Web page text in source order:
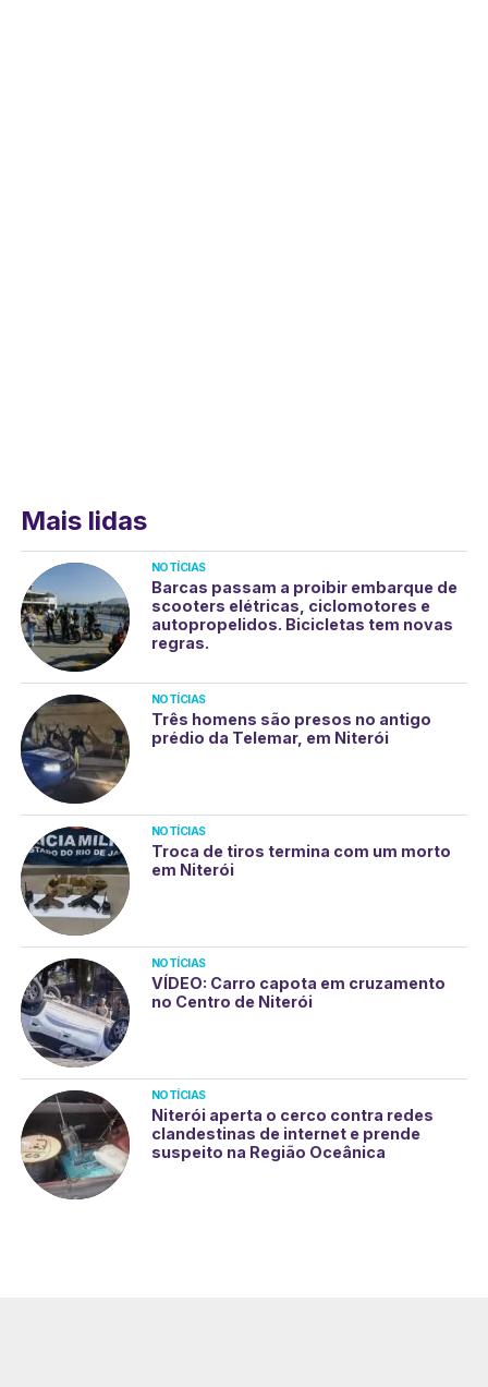
Mais lidas
NOTÍCIAS
Barcas passam a proibir embarque de
scooters elétricas, ciclomotores e
autopropelidos. Bicicletas tem novas
regras.
NOTÍCIAS
Três homens são presos no antigo
prédio da Telemar, em Niterói
NOTÍCIAS
Troca de tiros termina com um morto
em Niterói
NOTÍCIAS
VÍDEO: Carro capota em cruzamento
no Centro de Niterói
NOTÍCIAS
Niterói aperta o cerco contra redes
clandestinas de internet e prende
suspeito na Região Oceânica